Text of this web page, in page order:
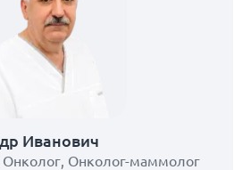
Иванович
Онколог Онколог-маммолог